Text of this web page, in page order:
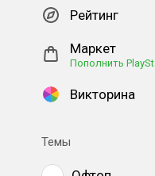
Рейтинг
Маркет
Пополнить
Викторина
Темы